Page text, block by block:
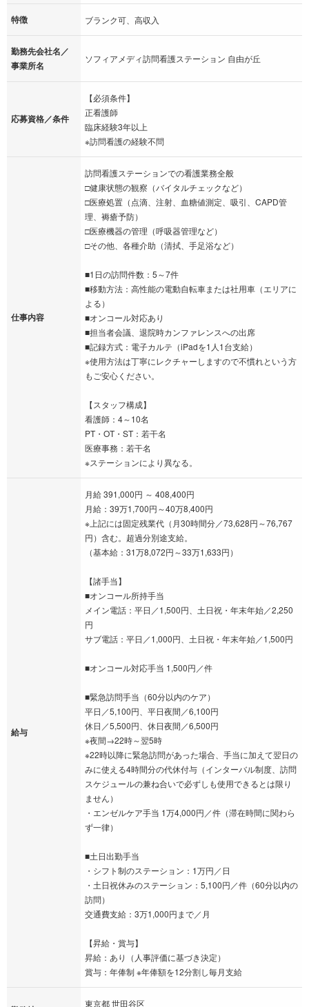
特徴 ブランク可、高収入
勤務先会社名／
事業所名
ソフィアメディ訪問看護ステーション 自由が丘
応募資格／条件
【必須条件】
正看護師
臨床経験3年以上
※訪問看護の経験不問
仕事内容
訪問看護ステーションでの看護業務全般
□健康状態の観察（バイタルチェックなど）
□医療処置（点滴、注射、血糖値測定、吸引、CAPD管
理、褥瘡予防）
□医療機器の管理（呼吸器管理など）
□その他、各種介助（清拭、手足浴など）
■1日の訪問件数：5～7件
■移動方法：高性能の電動自転車または社用車（エリアに
よる）
■オンコール対応あり
■担当者会議、退院時カンファレンスへの出席
■記録方式：電子カルテ（iPadを1人1台支給）
※使用方法は丁寧にレクチャーしますので不慣れという方
もご安心ください。
【スタッフ構成】
看護師：4～10名
PT・OT・ST：若干名
医療事務：若干名
※ステーションにより異なる。
給与
月給 391,000円 ～ 408,400円
月給：39万1,700円～40万8,400円
※上記には固定残業代（月30時間分／73,628円～76,767
円）含む。超過分別途支給。
（基本給：31万8,072円～33万1,633円）
【諸手当】
■オンコール所持手当
メイン電話：平日／1,500円、土日祝・年末年始／2,250
円
サブ電話：平日／1,000円、土日祝・年末年始／1,500円
■オンコール対応手当 1,500円／件
■緊急訪問手当（60分以内のケア）
平日／5,100円、平日夜間／6,100円
休日／5,500円、休日夜間／6,500円
※夜間→22時～翌5時
※22時以降に緊急訪問があった場合、手当に加えて翌日の
みに使える4時間分の代休付与（インターバル制度、訪問
スケジュールの兼ね合いで必ずしも使用できるとは限り
ません）
・エンゼルケア手当 1万4,000円／件（滞在時間に関わら
ず一律）
■土日出勤手当
・シフト制のステーション：1万円／日
・土日祝休みのステーション：5,100円／件（60分以内の
訪問）
交通費支給：3万1,000円まで／月
【昇給・賞与】
昇給：あり（人事評価に基づき決定）
賞与：年俸制 ※年俸額を12分割し毎月支給
東京都 世田谷区